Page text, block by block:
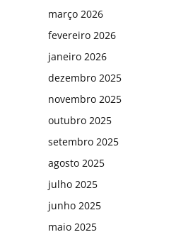
março 2026
fevereiro 2026
janeiro 2026
dezembro 2025
novembro 2025
outubro 2025
setembro 2025
agosto 2025
julho 2025
junho 2025
maio 2025